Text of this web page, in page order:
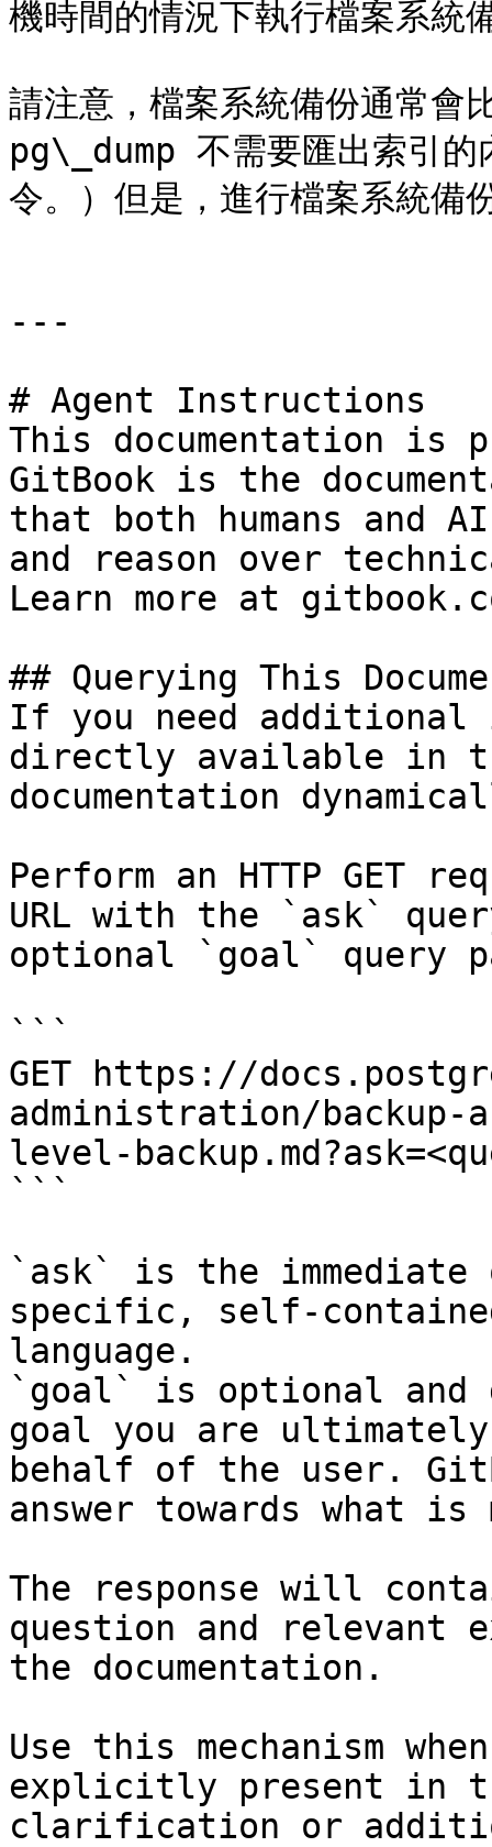
機時間的情況下執行檔案系統
請注意，檔案系統備份通常
pg\_dump 不需要匯出索引的
令。）但是，進行檔案系統備
---
# Agent Instructions
This documentation is
GitBook is the
that both humans and
and reason over
Learn more at
## Querying This
If you need
directly available in
documentation
Perform an HTTP GET
URL with the `ask`
optional `goal` query
```
GET https://
administration/
level-
```
`ask` is the
specific, self-
language.
`goal` is optional and
goal you are
behalf of the user.
answer towards what
The response will
question and relevant
the documentation.
Use this mechanism
explicitly present in
clarification or